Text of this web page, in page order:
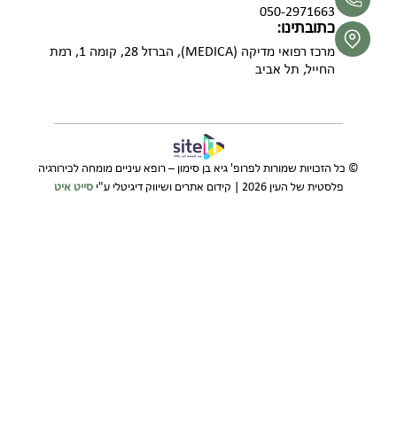
050-2971663
כתובתינו:
מרכז רפואי מדיקה (MEDICA), הברזל 28, קומה 1, רמת
החייל, תל אביב
© כל הזכויות שמורות לפרופ' גיא בן סימון – רופא עיניים מומחה לכירורגיה
פלסטית של העין 2026 | קידום אתרים ושיווק דיגיטלי ע"י
סייט איט